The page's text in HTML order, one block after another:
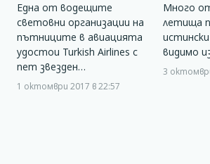
Една от водещите
световни организации на
пътниците в авиацията
удостои Turkish Airlines с
пет звезден…
1 октомври 2017 в 22:57
Много
летища
видимо
3